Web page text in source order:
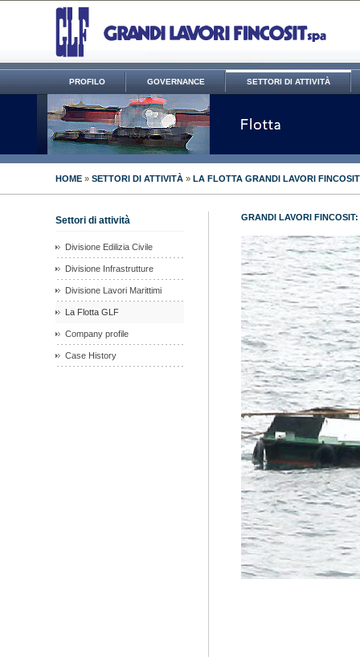
PROFILO GOVERNANCE SETTORI DI ATTIVITÀ
Settori di attività
Divisione Edilizia Civile
Divisione Infrastrutture
Divisione Lavori Marittimi
La Flotta GLF
Company profile
Case History
HOME » SETTORI DI ATTIVITÀ » LA FLOTTA GRANDI LAVORI FINCOSIT
GRANDI LAVORI